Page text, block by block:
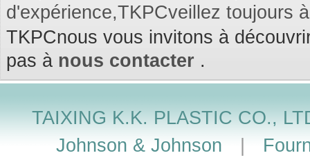
d'expérience,TKPCveillez toujours
TKPCnous vous invitons à
pas à nous contacter .
TAIXING K.K. PLASTIC CO.,
Johnson & Johnson